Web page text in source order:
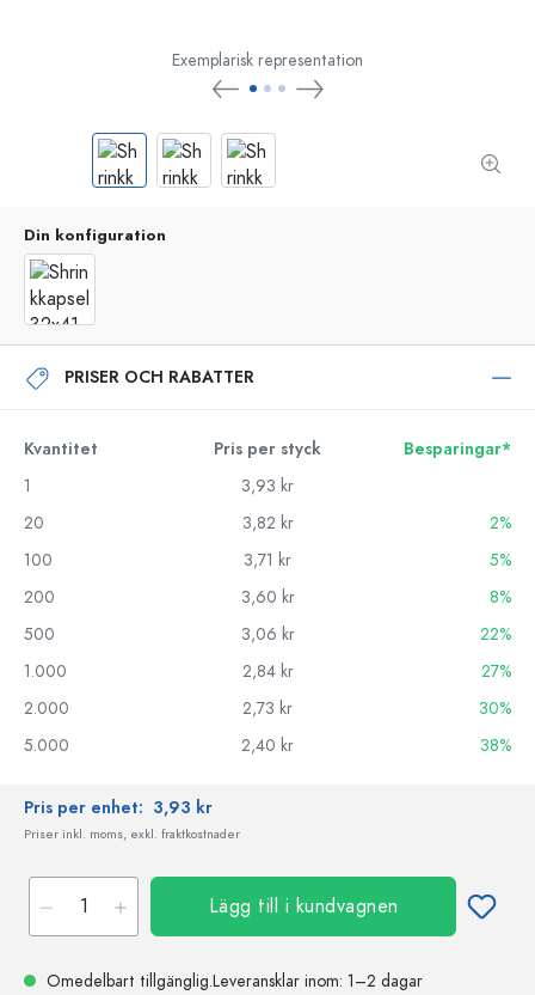
Exemplarisk representation
Din konfiguration
PRISER OCH RABATTER
Kvantitet Pris per styck
Besparingar*
1
3,93 kr
20
3,82 kr
2%
100
3,71 kr
5%
200
3,60 kr
8%
500
3,06 kr
22%
1.000
2,84 kr
27%
2.000
2,73 kr
30%
5.000
2,40 kr 38%
Pris per enhet: 3,93 kr
Priser inkl. moms, exkl. fraktkostnader
Lägg till i kundvagnen
Omedelbart tillgänglig.Leveransklar inom: 1–2 dagar